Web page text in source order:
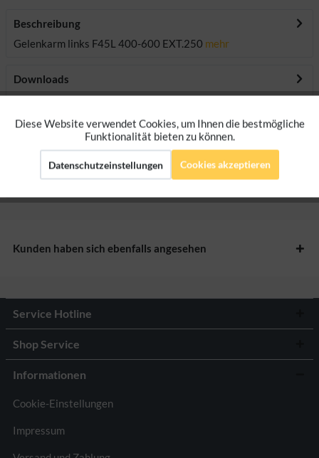
Beschreibung
Gelenkarm links F45L 400-600 EXT.250 mehr
Downloads
Bewertungen
0
Bewertungen lesen, schreiben und diskutieren...
Herstellerangaben
Kunden haben sich ebenfalls angesehen
Service Hotline
Shop Service
Informationen
Cookie-Einstellungen
Impressum
Funktionale Aktiv
Marketing Aktiv
Personalisierung
Diese Website verwendet Cookies, um Ihnen die bestmögliche
Funktionalität bieten zu können.
Datenschutzeinstellungen Cookies akzeptieren